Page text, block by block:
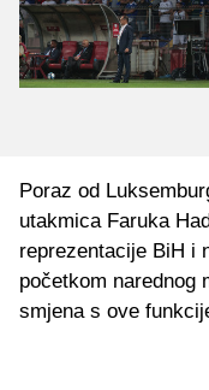
Poraz od
utakmica Faruka
reprezentacije BiH i
početkom narednog
smjena s ove